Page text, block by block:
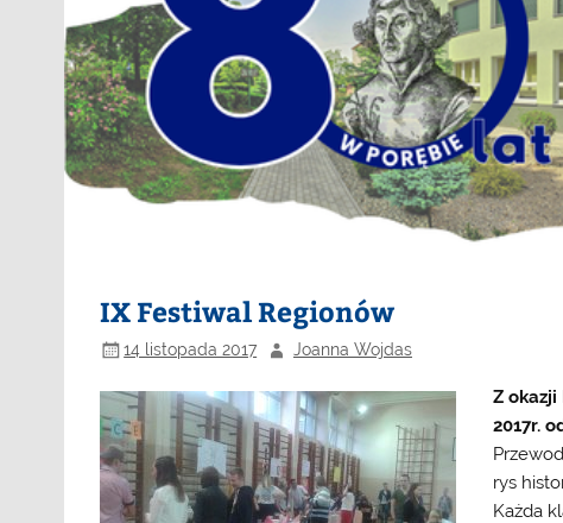
IX Festiwal Regionów
14 listopada 2017 Joanna Wojdas
Z
2017r.
rys
Każda